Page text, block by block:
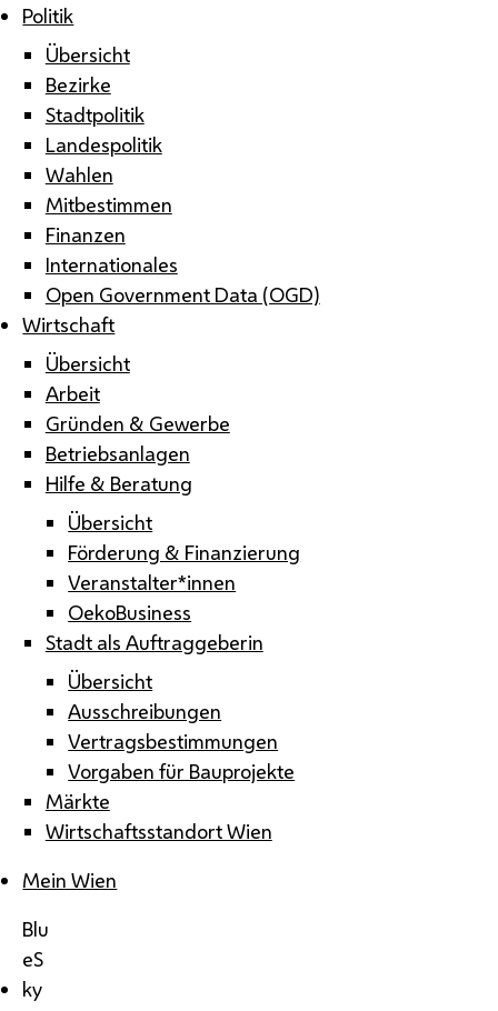
Politik
Übersicht
Bezirke
Stadtpolitik
Landespolitik
Wahlen
Mitbestimmen
Finanzen
Internationales
Open Government Data (OGD)
Wirtschaft
Übersicht
Arbeit
Gründen & Gewerbe
Betriebsanlagen
Hilfe & Beratung
Übersicht
Förderung & Finanzierung
Veranstalter*innen
OekoBusiness
Stadt als Auftraggeberin
Übersicht
Ausschreibungen
Vertragsbestimmungen
Vorgaben für Bauprojekte
Märkte
Wirtschaftsstandort Wien
Mein Wien
Blu
eS
ky